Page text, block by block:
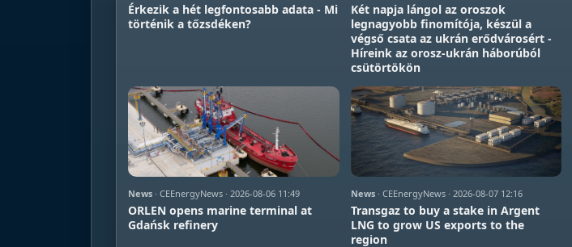
Érkezik a hét legfontosabb adata - Mi
történik a tőzsdéken?
Két napja lángol az oroszok
legnagyobb finomítója, készül a
végső csata az ukrán erődvárosért -
Híreink az orosz-ukrán háborúból
csütörtökön
News · CEEnergyNews · 2026-08-06 11:49
ORLEN opens marine terminal at
Gdańsk refinery
News· CEEnergyNews · 2026-08-07 12:16
Transgaz to buy a stake in Argent
LNG to grow US exports to the
region